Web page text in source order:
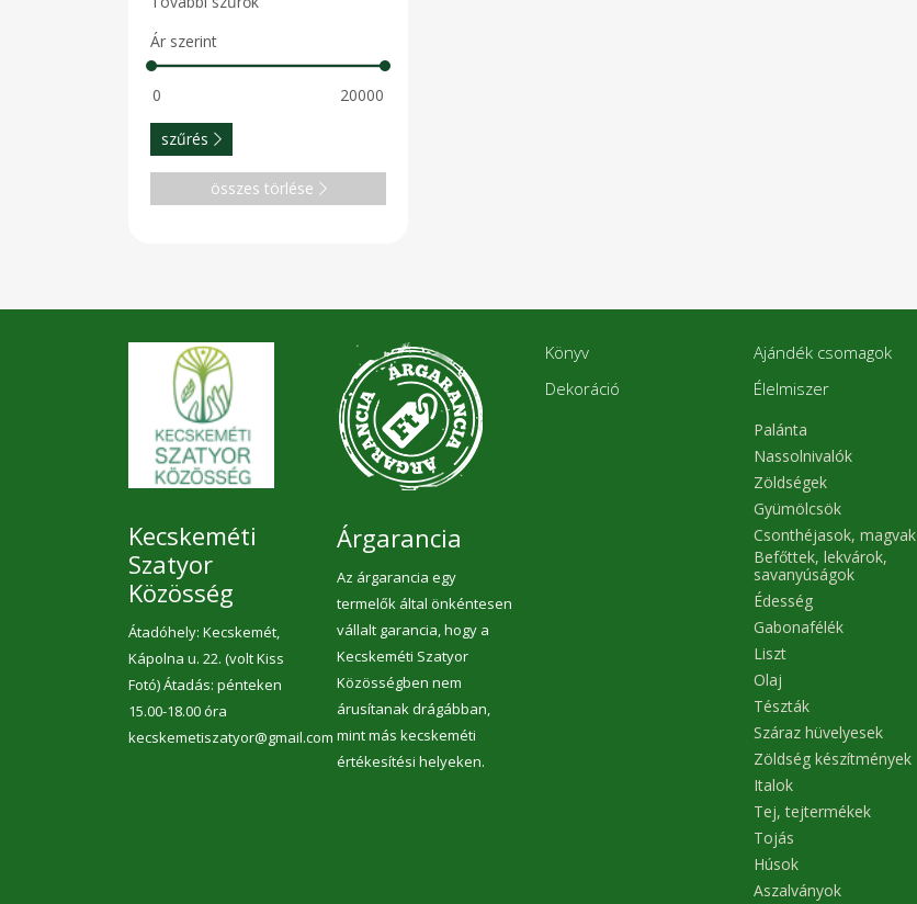
Ár szerint
szűrés
összes törlése
Kecskeméti
Szatyor
Közösség
Átadóhely: Kecskemét,
Kápolna u. 22. (volt Kiss
Fotó) Átadás: pénteken
15.00-18.00 óra
kecskemetiszatyor@gmail.com
Árgarancia
Az árgarancia egy
termelők által önkéntesen
vállalt garancia, hogy a
Kecskeméti Szatyor
Közösségben nem
árusítanak drágábban,
mint más kecskeméti
értékesítési helyeken.
Könyv
Dekoráció
Ajándék csomagok
Élelmiszer
Palánta
Nassolnivalók
Zöldségek
Gyümölcsök
Csonthéjasok, magvak
Befőttek, lekvárok,
savanyúságok
Édesség
Gabonafélék
Liszt
Olaj
Tészták
Száraz hüvelyesek
Zöldség készítmények
Italok
Tej, tejtermékek
Tojás
Húsok
Aszalványok